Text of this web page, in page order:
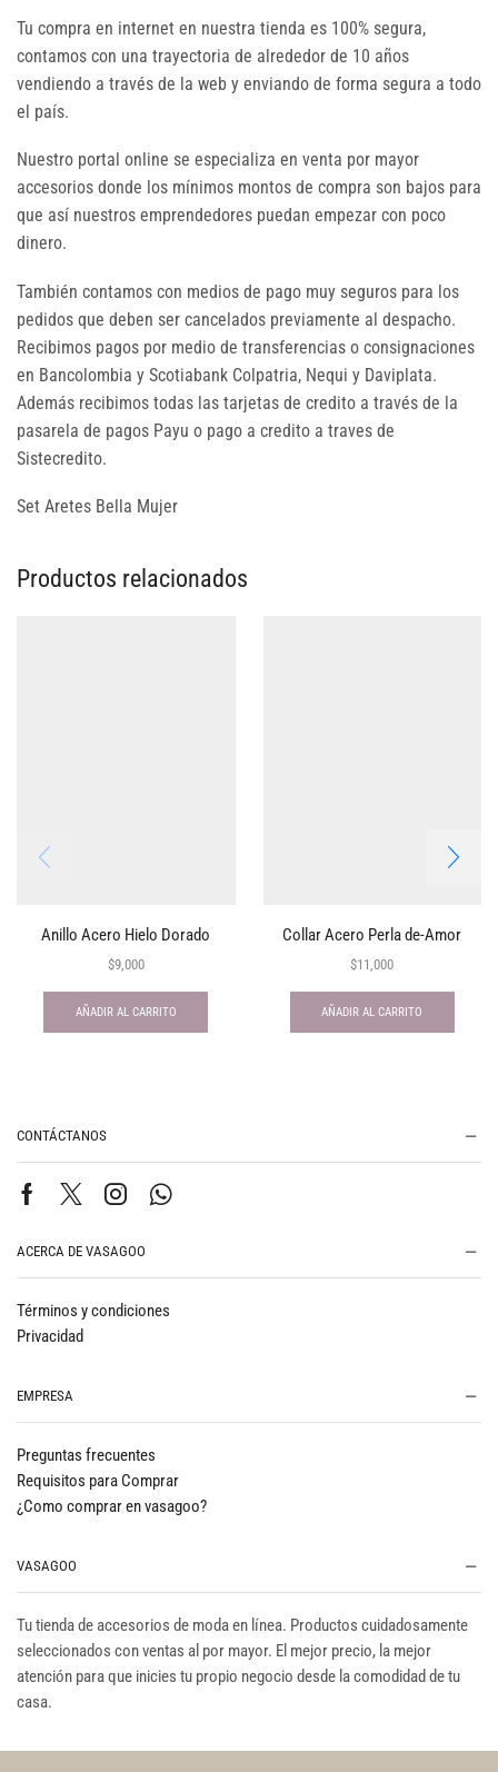
Tu compra en internet en nuestra tienda es 100% segura,
contamos con una trayectoria de alrededor de 10 años
vendiendo a través de la web y enviando de forma segura a todo
el país.
Nuestro portal online se especializa en venta por mayor
accesorios donde los mínimos montos de compra son bajos para
que así nuestros emprendedores puedan empezar con poco
dinero.
También contamos con medios de pago muy seguros para los
pedidos que deben ser cancelados previamente al despacho.
Recibimos pagos por medio de transferencias o consignaciones
en Bancolombia y Scotiabank Colpatria, Nequi y Daviplata.
Además recibimos todas las tarjetas de credito a través de la
pasarela de pagos Payu o pago a credito a traves de
Sistecredito.
Set Aretes Bella Mujer
Productos relacionados
Anillo Acero Hielo Dorado
$9,000
AÑADIR AL CARRITO
Collar Acero Perla de-Amor
$11,000
AÑADIR AL CARRITO
CONTÁCTANOS
ACERCA DE VASAGOO
Términos y condiciones
Privacidad
EMPRESA
Preguntas frecuentes
Requisitos para Comprar
¿Como comprar en vasagoo?
VASAGOO
Tu tienda de accesorios de moda en línea. Productos cuidadosamente
seleccionados con ventas al por mayor. El mejor precio, la mejor
atención para que inicies tu propio negocio desde la comodidad de tu
casa.